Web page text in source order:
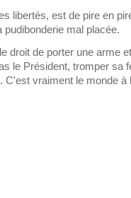
libertés, est de pire en
mal placée.
droit de porter une arme
le Président, tromper sa
C'est vraiment le monde à